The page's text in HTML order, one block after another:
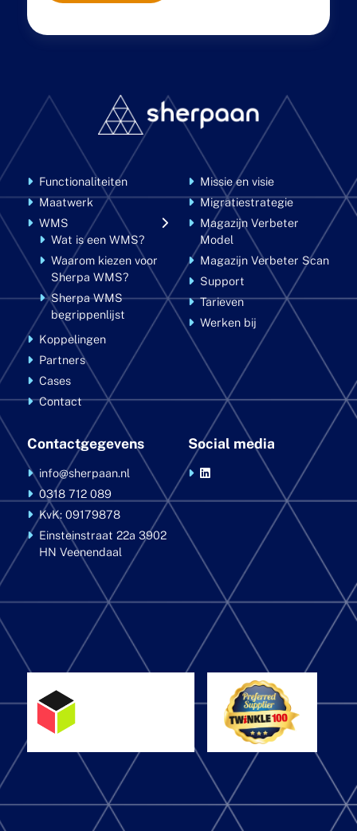
Functionaliteiten
Maatwerk
WMS
Wat is een WMS?
Waarom kiezen voor
Sherpa WMS?
Sherpa WMS
begrippenlijst
Koppelingen
Partners
Cases
Contact
Missie en visie
Migratiestrategie
Magazijn Verbeter
Model
Magazijn Verbeter Scan
Support
Tarieven
Werken bij
Contactgegevens
info@sherpaan.nl
0318 712 089
KvK: 09179878
Einsteinstraat 22a3902
HN Veenendaal
Social media